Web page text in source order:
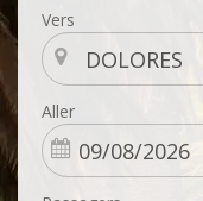
Vers
Aller